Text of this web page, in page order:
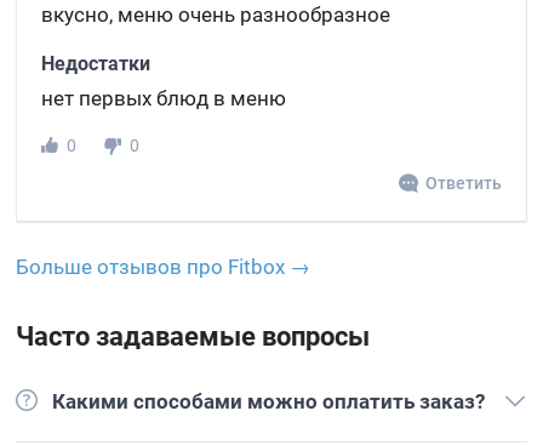
вкусно, меню очень разнообразное
Недостатки
нет первых блюд в меню
0
0
Ответить
Больше отзывов про Fitbox →
Часто задаваемые вопросы
Какими способами можно оплатить заказ?